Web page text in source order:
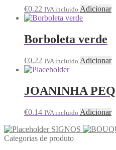
€0.22 IVA incluido Adicionar
Borboleta verde
€0.22 IVA incluido Adicionar
JOANINHA
€0.14 IVA incluido Adicionar
SIGNOS
Categorias de produto